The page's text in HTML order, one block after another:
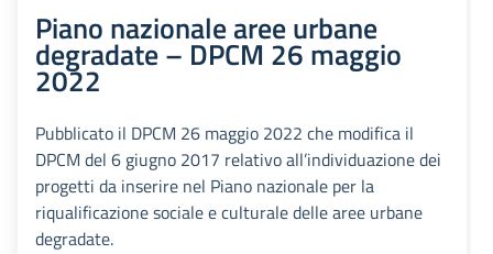
Piano nazionale aree urbane
degradate – DPCM 26 maggio
2022
Pubblicato il DPCM 26 maggio 2022 che modifica il
DPCM del 6 giugno 2017 relativo all’individuazione dei
progetti da inserire nel Piano nazionale per la
riqualificazione sociale e culturale delle aree urbane
degradate.